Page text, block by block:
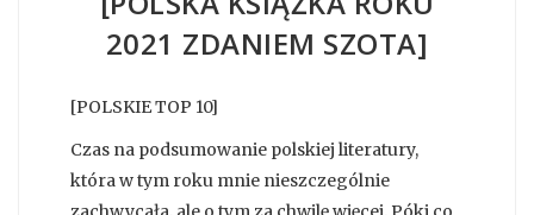
2021 ZDANIEM SZOTA]
[POLSKIE TOP 10]
Czas na podsumowanie polskiej literatury,
która w tym roku mnie nieszczególnie